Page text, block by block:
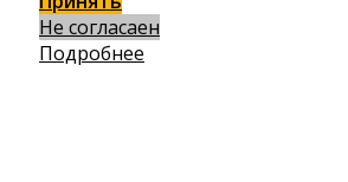
Не согласаен
Подробнее